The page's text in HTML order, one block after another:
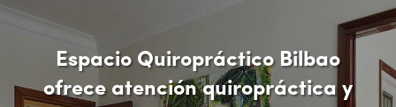
Espacio Quiropráctico Bilbao
ofrece atención quiropráctica y